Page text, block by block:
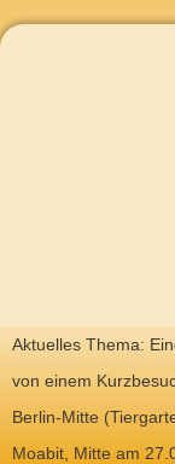
Aktuelles Thema:
von einem
Berlin-Mitte
Moabit, Mitte am